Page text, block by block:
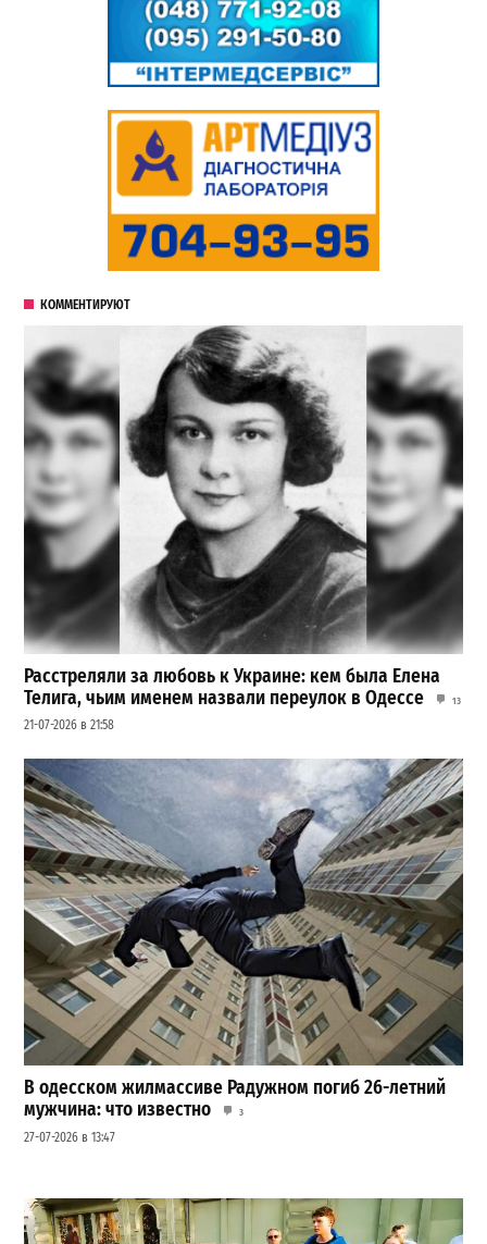
КОММЕНТИРУЮТ
Расстреляли за любовь к Украине: кем была Елена
Телига, чьим именем назвали переулок в Одессе
13
21-07-2026 в 21:58
В одесском жилмассиве Радужном погиб 26-летний
мужчина: что известно
3
27-07-2026 в 13:47
Шезлонги, бунгало и VIP-зоны: сколько придется
заплатить за отдых в Аркадии
3